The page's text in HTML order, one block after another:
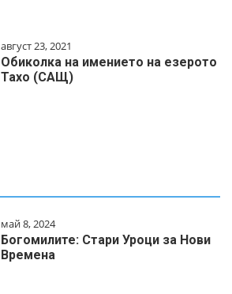
август 23, 2021
Обиколка на имението на езерото
Тахо (САЩ)
май 8, 2024
Богомилите: Стари Уроци за Нови
Времена